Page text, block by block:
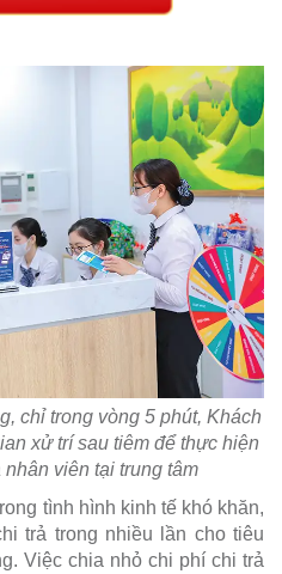
chỉ trong vòng 5 phút, Khách
xử trí sau tiêm để thực hiện
viên tại trung tâm
tình hình kinh tế khó khăn,
trả trong nhiều lần cho tiêu
Việc chia nhỏ chi phí chi trả